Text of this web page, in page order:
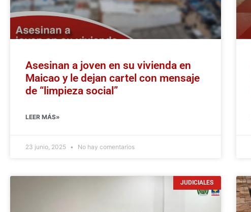
Asesinan a joven en su vivienda en
Maicao y le dejan cartel con mensaje
de “limpieza social”
LEER MÁS»
23 junio, 2025 No hay comentarios
JUDICIALES